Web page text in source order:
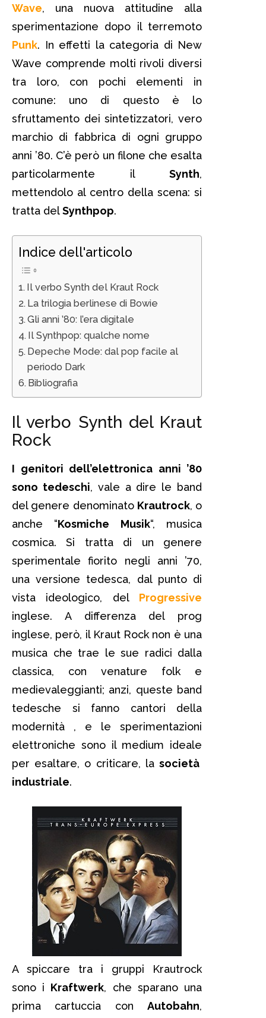
Wave, una nuova attitudine alla
sperimentazione dopo il terremoto
Punk. In effetti la categoria di New
Wave comprende molti rivoli diversi
tra loro, con pochi elementi in
comune: uno di questo è lo
sfruttamento dei sintetizzatori, vero
marchio di fabbrica di ogni gruppo
anni ’80. C’è però un filone che esalta
particolarmente il Synth,
mettendolo al centro della scena: si
tratta delSynthpop.
Indice dell'articolo
Il verbo Synth del Kraut Rock
La trilogia berlinese di Bowie
Gli anni ’80: l’era digitale
Il Synthpop: qualche nome
Depeche Mode: dal pop facile al
periodo Dark
Bibliografia
Il verbo Synth del Kraut
Rock
I genitori dell’elettronica anni ’80
sono tedeschi, vale a dire le band
del genere denominato Krautrock, o
anche “Kosmiche Musik“, musica
cosmica. Si tratta di un genere
sperimentale fiorito negli anni ’70,
una versione tedesca, dal punto di
vista ideologico, del Progressive
inglese. A differenza del prog
inglese, però, il Kraut Rock non è una
musica che trae le sue radici dalla
classica, con venature folk e
medievaleggianti; anzi, queste band
tedesche si fanno cantori della
modernità , e le sperimentazioni
elettroniche sono il medium ideale
per esaltare, o criticare, la società
industriale.
A spiccare tra i gruppi Krautrock
sono i Kraftwerk, che sparano una
prima cartuccia con Autobahn,